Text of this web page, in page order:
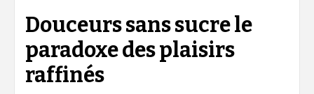
Douceurs sans sucre le
paradoxe des plaisirs
raffinés